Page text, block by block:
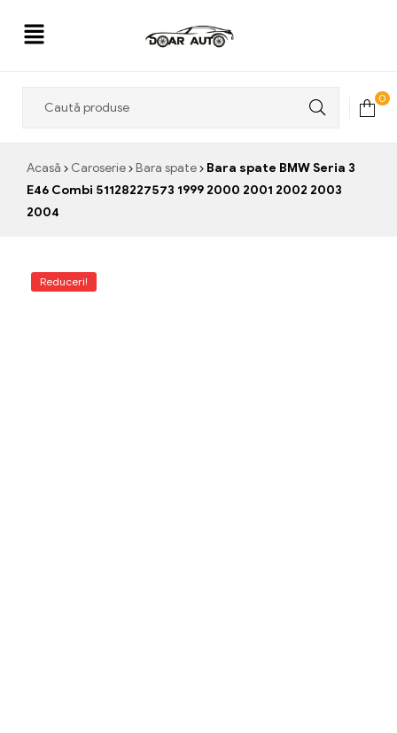
0
Acasă Caroserie Bara spate
Bara spate BMW Seria 3
E46 Combi 51128227573 1999 2000 2001 2002 2003
2004
Reduceri!